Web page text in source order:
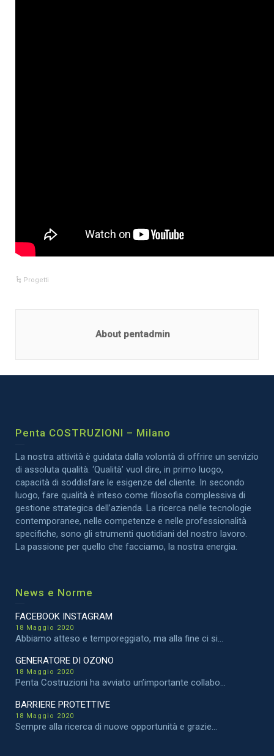
Progetti
About pentadmin
Penta COSTRUZIONI – Milano
La nostra attività è guidata dalla volontà di offrire un servizio
di assoluta qualità. ‘Qualità’ vuol dire, in primo luogo,
capacità di soddisfare le esigenze del cliente. In secondo
luogo, fare qualità è inteso come filosofia complessiva di
gestione strategica dell’azienda. La ricerca nelle tecnologie
contemporanee, nelle competenze e nelle professionalità
specifiche, sono gli strumenti quotidiani del nostro lavoro.
La passione per quello che facciamo, la nostra energia.
News e Norme
FACEBOOK INSTAGRAM
18 Maggio 2020
Abbiamo atteso e temporeggiato, ma alla fine ci si...
GENERATORE DI OZONO
18 Maggio 2020
Penta Costruzioni ha avviato un’importante collabo...
BARRIERE PROTETTIVE
18 Maggio 2020
Sempre alla ricerca di nuove opportunità e grazie...